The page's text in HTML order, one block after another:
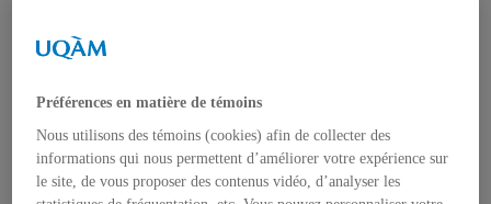
Portrait du corps professoral
Recherche et création
Productions étudiantes
Télévision
Création d'expériences immersives et interactives
Préférences en matière de témoins
Nous utilisons des témoins (cookies) afin de collecter des
informations qui nous permettent d’améliorer votre expérience sur
le site, de vous proposer des contenus vidéo, d’analyser les